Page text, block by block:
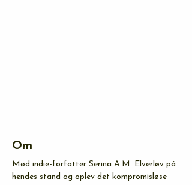
Om
Mød indie-forfatter Serina A.M. Elverløv på
hendes stand og oplev det kompromisløse